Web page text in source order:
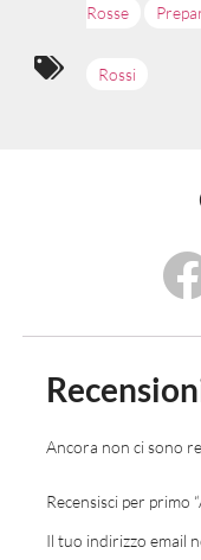
Rosse
Rossi
Ancora non ci sono
Recensisci per primo
Il tuo indirizzo email